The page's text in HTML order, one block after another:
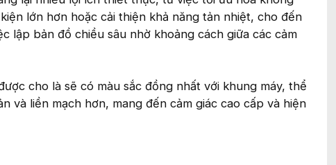
lớn hơn hoặc cải thiện khả năng tản nhiệt, cho đến
lập bản đồ chiều sâu nhờ khoảng cách giữa các cảm
cho là sẽ có màu sắc đồng nhất với khung máy, thể
và liền mạch hơn, mang đến cảm giác cao cấp và hiện